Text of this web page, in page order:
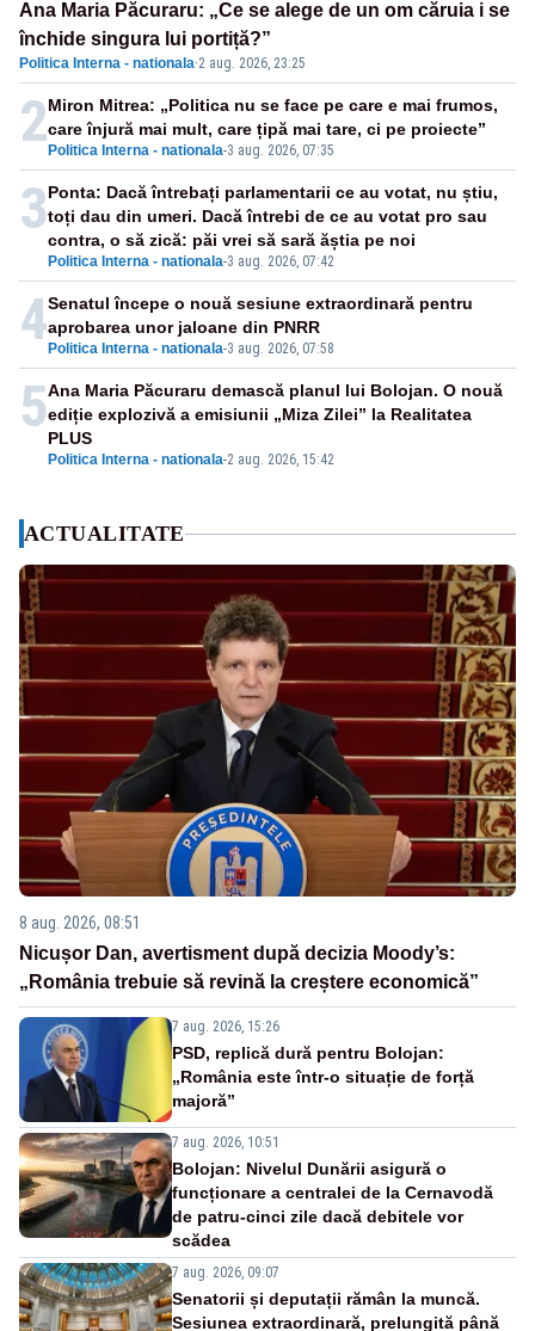
Ana Maria Păcuraru: „Ce se alege de un om căruia i se
închide singura lui portiță?”
Politica Interna - nationala·2 aug. 2026, 23:25
2 Politica Interna - nationala-3 aug. 2026, 07:35
Miron Mitrea: „Politica nu se face pe care e mai frumos,
care înjură mai mult, care țipă mai tare, ci pe proiecte”
3
Politica Interna - nationala-3 aug. 2026, 07:42
Ponta: Dacă întrebați parlamentarii ce au votat, nu știu,
toți dau din umeri. Dacă întrebi de ce au votat pro sau
contra, o să zică: păi vrei să sară ăștia pe noi
4 Politica Interna - nationala-3 aug. 2026, 07:58
Senatul începe o nouă sesiune extraordinară pentru
aprobarea unor jaloane din PNRR
5
Politica Interna - nationala-2 aug. 2026, 15:42
Ana Maria Păcuraru demască planul lui Bolojan. O nouă
ediție explozivă a emisiunii „Miza Zilei” la Realitatea
PLUS
ACTUALITATE
8 aug. 2026, 08:51
Nicușor Dan, avertisment după decizia Moody’s:
„România trebuie să revină la creștere economică”
7 aug. 2026, 15:26
PSD, replică dură pentru Bolojan:
„România este într-o situație de forță
majoră”
7 aug. 2026, 10:51
Bolojan: Nivelul Dunării asigură o
funcționare a centralei de la Cernavodă
de patru-cinci zile dacă debitele vor
scădea
7 aug. 2026, 09:07
Senatorii și deputații rămân la muncă.
Sesiunea extraordinară, prelungită până